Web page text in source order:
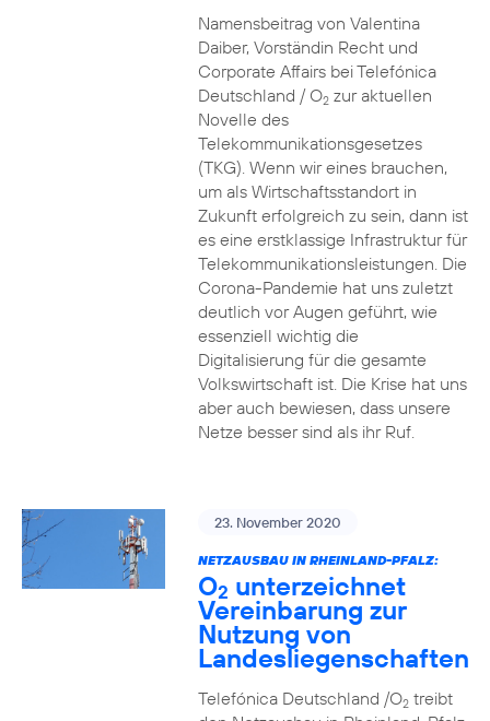
Namensbeitrag von Valentina
Daiber, Vorständin Recht und
Corporate Affairs bei Telefónica
Deutschland / O2zur aktuellen
Novelle des
Telekommunikationsgesetzes
(TKG). Wenn wir eines brauchen,
um als Wirtschaftsstandort in
Zukunft erfolgreich zu sein, dann ist
es eine erstklassige Infrastruktur für
Telekommunikationsleistungen. Die
Corona-Pandemie hat uns zuletzt
deutlich vor Augen geführt, wie
essenziell wichtig die
Digitalisierung für die gesamte
Volkswirtschaft ist. Die Krise hat uns
aber auch bewiesen, dass unsere
Netze besser sind als ihr Ruf.
23. November 2020
NETZAUSBAU IN RHEINLAND-PFALZ:
O2 unterzeichnet
Vereinbarung zur
Nutzung von
Landesliegenschaften
Telefónica Deutschland /O2treibt